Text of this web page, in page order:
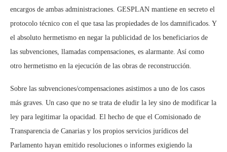
encargos de ambas administraciones. GESPLAN mantiene en secreto el
protocolo técnico con el que tasa las propiedades de los damnificados. Y
el absoluto hermetismo en negar la publicidad de los beneficiarios de
las subvenciones, llamadas compensaciones, es alarmante. Así como
otro hermetismo en la ejecución de las obras de reconstrucción.
Sobre las subvenciones/compensaciones asistimos a uno de los casos
más graves. Un caso que no se trata de eludir la ley sino de modificar la
ley para legitimar la opacidad. El hecho de que el Comisionado de
Transparencia de Canarias y los propios servicios jurídicos del
Parlamento hayan emitido resoluciones o informes exigiendo la